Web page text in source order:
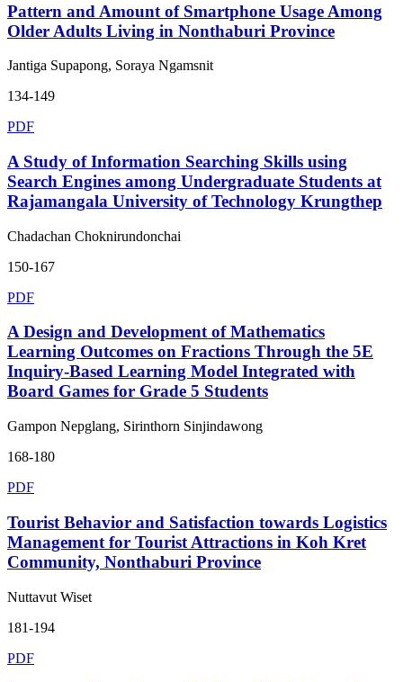
Pattern and Amount of Smartphone Usage Among
Older Adults Living in Nonthaburi Province
Jantiga Supapong, Soraya Ngamsnit
134-149
PDF
A Study of Information Searching Skills using
Search Engines among Undergraduate Students at
Rajamangala University of Technology Krungthep
Chadachan Choknirundonchai
150-167
PDF
A Design and Development of Mathematics
Learning Outcomes on Fractions Through the 5E
Inquiry-Based Learning Model Integrated with
Board Games for Grade 5 Students
Gampon Nepglang, Sirinthorn Sinjindawong
168-180
PDF
Tourist Behavior and Satisfaction towards Logistics
Management for Tourist Attractions in Koh Kret
Community, Nonthaburi Province
Nuttavut Wiset
181-194
PDF